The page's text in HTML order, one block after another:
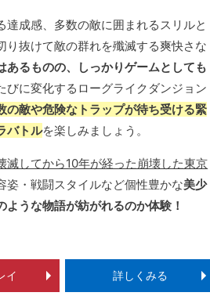
達成感、多数の敵に囲まれるスリルと
り抜けて敵の群れを殲滅する爽快さな
あるものの、しっかりゲームとしても
びに変化するローグライクダンジョン
の敵や危険なトラップが待ち受ける緊
バトルを楽しみましょう。
滅してから10年が経った崩壊した東京
姿・戦闘スタイルなど個性豊かな美少
ような物語が紡がれるのか体験！
イ 詳しくみる